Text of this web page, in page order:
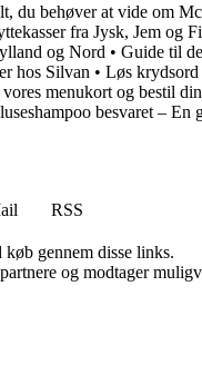
du behøver at vide om
fra Jysk, Jem og
og Nord • Guide til
hos Silvan • Løs krydsord
menukort og bestil
besvaret –
RSS
gennem disse links.
og modtager